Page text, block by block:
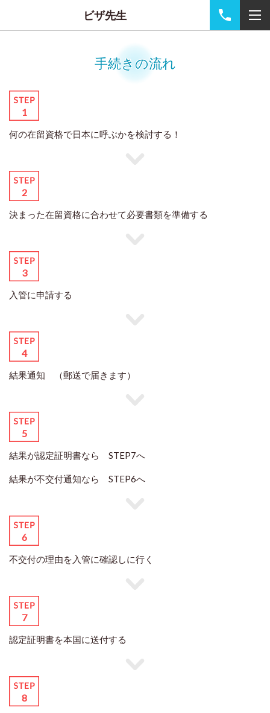
ビザ先生
手続きの流れ
何の在留資格で日本に呼ぶかを検討する！
決まった在留資格に合わせて必要書類を準備する
入管に申請する
結果通知 （郵送で届きます）
結果が認定証明書なら STEP7へ
結果が不交付通知なら STEP6へ
不交付の理由を入管に確認しに行く
認定証明書を本国に送付する